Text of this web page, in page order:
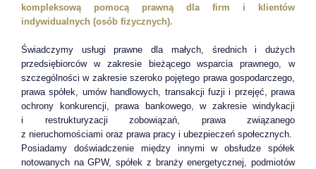
kompleksową pomocą prawną dla firm i klientów
indywidualnych (osób fizycznych).
Świadczymy usługi prawne dla małych, średnich i dużych
przedsiębiorców w zakresie bieżącego wsparcia prawnego, w
szczególności w zakresie szeroko pojętego prawa gospodarczego,
prawa spółek, umów handlowych, transakcji fuzji i przejęć, prawa
ochrony konkurencji, prawa bankowego, w zakresie windykacji
i restrukturyzacji zobowiązań, prawa związanego
z nieruchomościami oraz prawa pracy i ubezpieczeń społecznych.
Posiadamy doświadczenie między innymi w obsłudze spółek
notowanych na GPW, spółek z branży energetycznej, podmiotów